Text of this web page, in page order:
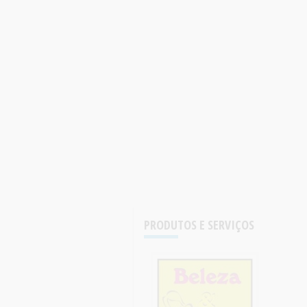
PRODUTOS E SERVIÇOS